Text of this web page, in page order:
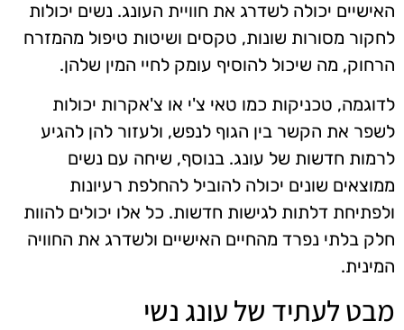
האישיים יכולה לשדרג את חוויית העונג. נשים יכולות
לחקור מסורות שונות, טקסים ושיטות טיפול מהמזרח
הרחוק, מה שיכול להוסיף עומק לחיי המין שלהן.
לדוגמה, טכניקות כמו טאי צ'י או צ'אקרות יכולות
לשפר את הקשר בין הגוף לנפש, ולעזור להן להגיע
לרמות חדשות של עונג. בנוסף, שיחה עם נשים
ממוצאים שונים יכולה להוביל להחלפת רעיונות
ולפתיחת דלתות לגישות חדשות. כל אלו יכולים להוות
חלק בלתי נפרד מהחיים האישיים ולשדרג את החוויה
המינית.
מבט לעתיד של עונג נשי